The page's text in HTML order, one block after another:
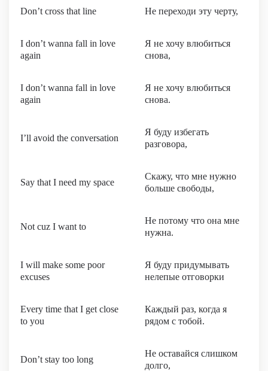
Don’t cross that line Не переходи эту черту,
I don’t wanna fall in love
again
Я не хочу влюбиться
снова,
I don’t wanna fall in love
again
Я не хочу влюбиться
снова.
I’ll avoid the conversation
Я буду избегать
разговора,
Say that I need my space
Скажу, что мне нужно
больше свободы,
Not cuz I want to
Не потому что она мне
нужна.
I will make some poor
excuses
Я буду придумывать
нелепые отговорки
Every time that I get close
to you
Каждый раз, когда я
рядом с тобой.
Don’t stay too long
Не оставайся слишком
долго,